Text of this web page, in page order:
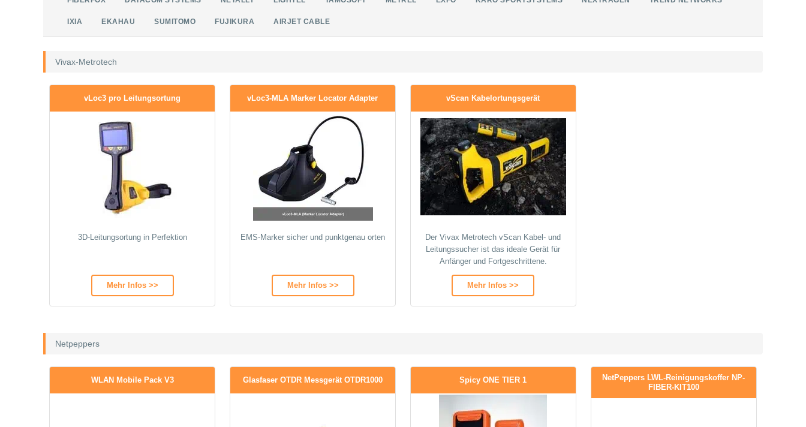
IXIA EKAHAU SUMITOMO FUJIKURA AIRJET CABLE
Vivax-Metrotech
vLoc3 pro Leitungsortung
3D‑Leitungsortung in Perfektion
Mehr Infos >>
vLoc3-MLA Marker Locator Adapter
EMS-Marker sicher und punktgenau orten
Mehr Infos >>
vScan Kabelortungsgerät
Der Vivax Metrotech vScan Kabel- und
Leitungssucher ist das ideale Gerät für
Anfänger und Fortgeschrittene.
Mehr Infos >>
Netpeppers
WLAN Mobile Pack V3 Glasfaser OTDR Messgerät OTDR1000 Spicy ONE TIER 1
NetPeppers LWL-Reinigungskoffer NP-
FIBER-KIT100